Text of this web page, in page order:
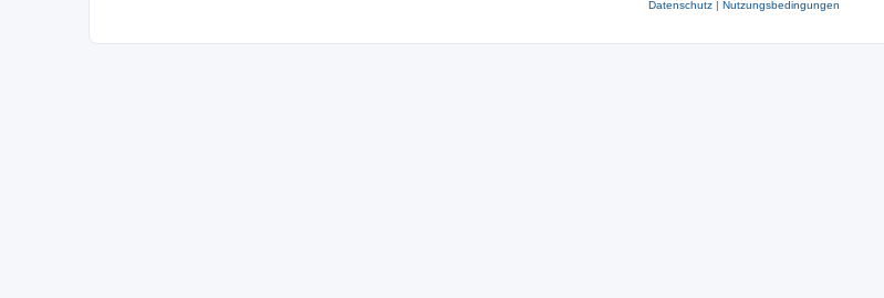
Datenschutz| Nutzungsbedingungen